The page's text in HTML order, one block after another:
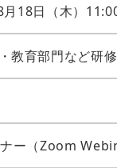
18日（木）
教育部門など研
ー（Zoom